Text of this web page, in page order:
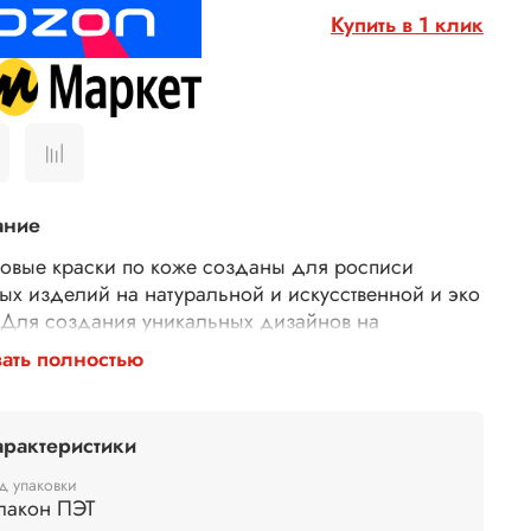
Купить в 1 клик
краски по коже созданы для росписи
изделий на натуральной и искусственной и эко
создания уникальных дизайнов на
куртках, сумках, кошельках, обложках.
краски акриловые для кожи представляют
поверхностью. Краски для кастомизации
сохнут, не трескаются при высыхании, не
цвет. Краски для росписи кожи можно смешивать
собой для получения уникальных
полностью
упаковки
ПЭТ